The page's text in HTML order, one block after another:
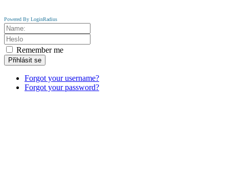
Powered By LoginRadius
Remember me
Přihlásit se
Forgot your username?
Forgot your password?